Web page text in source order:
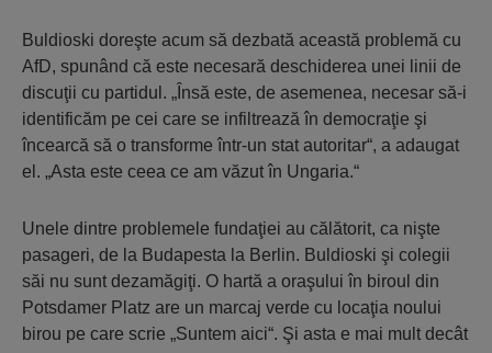
Buldioski doreşte acum să dezbată această problemă cu
AfD, spunând că este necesară deschiderea unei linii de
discuţii cu partidul. „Însă este, de asemenea, necesar să-i
identificăm pe cei care se infiltrează în democraţie şi
încearcă să o transforme într-un stat autoritar“, a adaugat
el. „Asta este ceea ce am văzut în Ungaria.“
Unele dintre problemele fundaţiei au călătorit, ca nişte
pasageri, de la Budapesta la Berlin. Buldioski şi colegii
săi nu sunt dezamăgiţi. O hartă a oraşului în biroul din
Potsdamer Platz are un marcaj verde cu locaţia noului
birou pe care scrie „Suntem aici“. Şi asta e mai mult decât